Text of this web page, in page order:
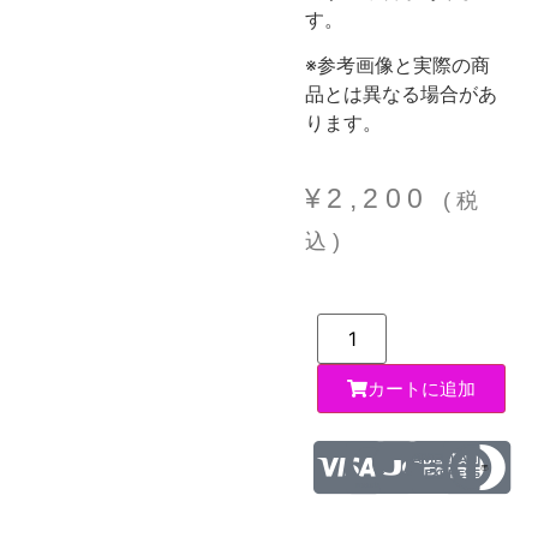
す。
※参考画像と実際の商
品とは異なる場合があ
ります。
¥ 2,200
(税
込)
カートに追加